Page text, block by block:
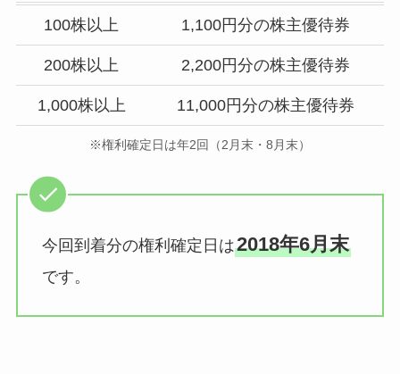
100株以上 1,100円分の株主優待券
200株以上 2,200円分の株主優待券
1,000株以上 11,000円分の株主優待券
※権利確定日は年2回（2月末・8月末）
今回到着分の権利確定日は2018年6月末
です。